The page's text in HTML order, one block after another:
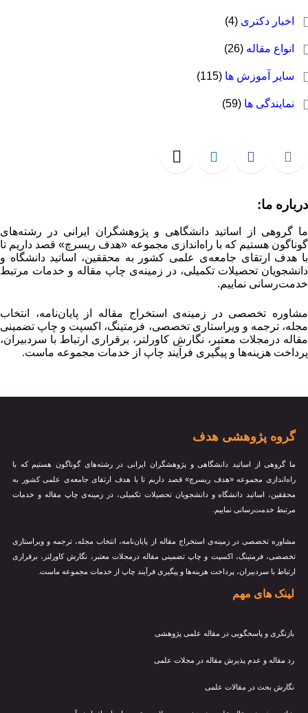
اخبار دکتری (4)
انواع مقاله (26)
سایر آموزش ها (115)
نمایندگی ها (59)
درباره ما:
ما گروهی از اساتید دانشگاهی و پژوهشگران ایرانی در رشته‌های
گوناگون هستیم که با راه‌اندازی مجموعه «هدف ریسرچ» قصد داریم تا
با هدف ارتقای جامعه‌ی علمی کشور به محققین، اساتید دانشگاه و
دانشجویان تحصیلات تکمیلی، در زمینه‌ی چاپ مقاله و خدمات مرتبط
خدمت‌رسانی نماییم.
مشاوره تخصصی در زمینه‌ی استخراج مقاله از پایان‌نامه، انتخاب
مجله، ترجمه و ویراستاری تخصصی، فرمتینگ، اکسپت و چاپ تضمینی
مقاله درمجلات معتبر، نگارش کاورلتر، برقراری ارتباط با سردبیران،
پرداخت هزینه‌ها و پیگیری فرآیند چاپ از خدمات مجموعه ماست.
گروه پژوهشی هدف
ما گروهی از اساتید دانشگاهی و پژوهشگران ایرانی در رشته‌های گوناگون هستیم که با
راه‌اندازی مجموعه «هدف ریسرچ» قصد داریم تا با هدف ارتقای جامعه‌ی علمی کشور به
محققین، اساتید دانشگاه و دانشجویان تحصیلات تکمیلی، در زمینه‌ی چاپ مقاله و خدمات
مرتبط خدمت‌رسانی نماییم.
مشاوره تخصصی در زمینه‌ی استخراج مقاله از پایان‌نامه، انتخاب مجله، ترجمه و ویراستاری
تخصصی، فرمتینگ، اکسپت و چاپ تضمینی مقاله درمجلات معتبر، نگارش کاورلتر، برقراری
ارتباط با سردبیران، پرداخت هزینه‌ها و پیگیری فرآیند چاپ از خدمات مجموعه ماست.
لینک های مهم
بازنگری و پاسخگویی در مقاله علمی پژوهشی
رد مقاله و عدم پذیرش مقاله در مجلات علمی
نگارش بحث در مقالات علمی